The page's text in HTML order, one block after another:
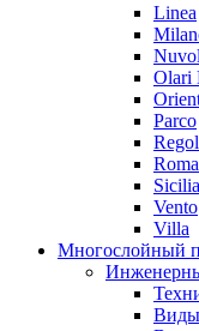
Linea
Olari
Parco
Roma
Sicilia
Vento
Villa
Многослойный
Виды